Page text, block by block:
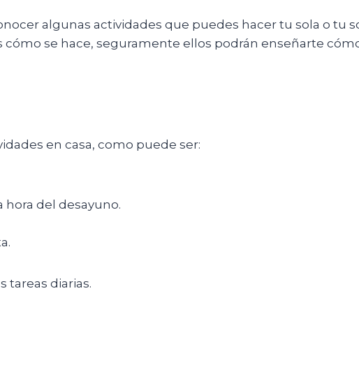
algunas actividades que puedes hacer tu sola o tu
se hace, seguramente ellos podrán enseñarte
en casa, como puede ser:
hora del desayuno.
tareas diarias.